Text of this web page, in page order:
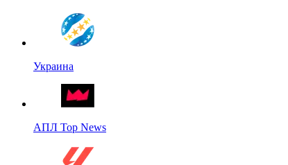
Украина
АПЛ Top News